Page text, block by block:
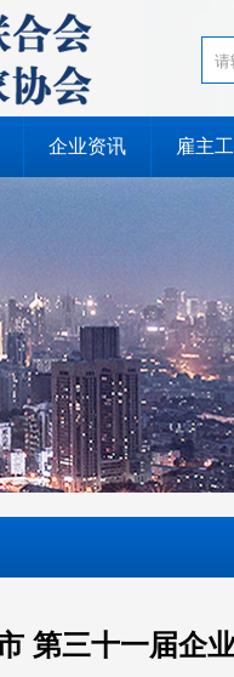
企业资讯 雇主
第三十一届企